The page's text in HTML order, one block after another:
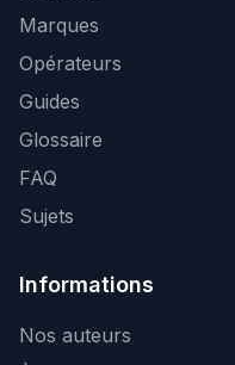
Marques
Opérateurs
Guides
Glossaire
FAQ
Sujets
Informations
Nos auteurs